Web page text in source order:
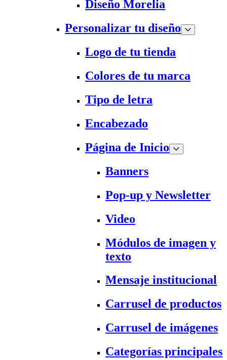
Diseño Morelia
Personalizar tu diseño
Logo de tu tienda
Colores de tu marca
Tipo de letra
Encabezado
Página de Inicio
Banners
Pop-up y Newsletter
Video
Módulos de imagen y
texto
Mensaje institucional
Carrusel de productos
Carrusel de imágenes
Categorías principales